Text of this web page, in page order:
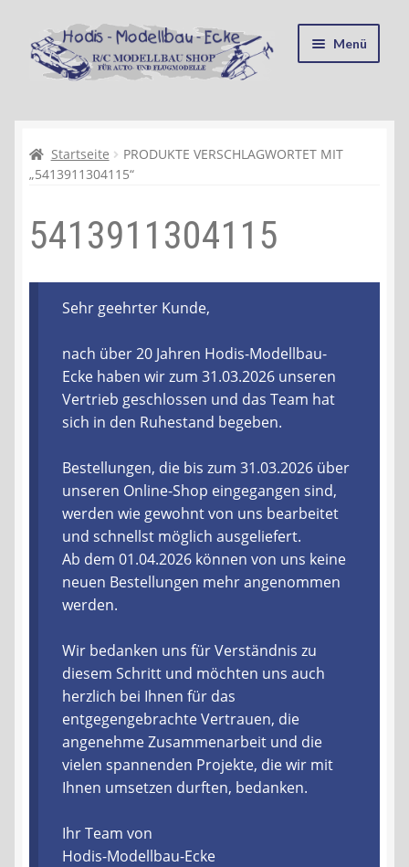
Zur
Navigation
springen
Zum
Inhalt
springen
Menü
Kasse
Recycling, Entsorgung und Umwelt
Shop
Warenkorb
Ablauf einer Bestellung
Zahlungsarten
Lieferzeit & Verfügbarkeit
Gutschein
Batterien- und Akku Verordnung
Elektro- und Elektronikgeräte Verordnung
Öle- und Schmierstoff Verordnung
Vereine & Foren
Kontakt
Startseite
PRODUKTE VERSCHLAGWORTET MIT
„5413911304115“
5413911304115
Sehr geehrter Kunde,
nach über 20 Jahren Hodis-Modellbau-
Ecke haben wir zum 31.03.2026 unseren
Vertrieb geschlossen und das Team hat
sich in den Ruhestand begeben.
Bestellungen, die bis zum 31.03.2026 über
unseren Online-Shop eingegangen sind,
werden wie gewohnt von uns bearbeitet
und schnellst möglich ausgeliefert.
Ab dem 01.04.2026 können von uns keine
neuen Bestellungen mehr angenommen
werden.
Wir bedanken uns für Verständnis zu
diesem Schritt und möchten uns auch
herzlich bei Ihnen für das
entgegengebrachte Vertrauen, die
angenehme Zusammenarbeit und die
vielen spannenden Projekte, die wir mit
Ihnen umsetzen durften, bedanken.
Ihr Team von
Hodis-Modellbau-Ecke